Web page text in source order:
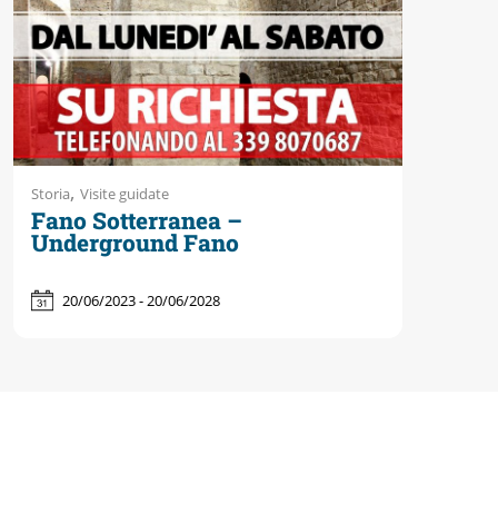
Storia, Visite guidate
Fano Sotterranea –
Underground Fano
20/06/2023 - 20/06/2028